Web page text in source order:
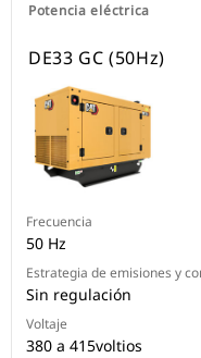
Potencia eléctrica
DE33 GC (50Hz)
Frecuencia
50 Hz
Estrategia de emisiones y
Sin regulación
Voltaje
380 a 415voltios